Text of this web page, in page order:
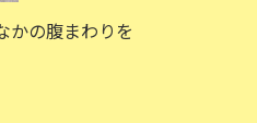
かの腹まわりを